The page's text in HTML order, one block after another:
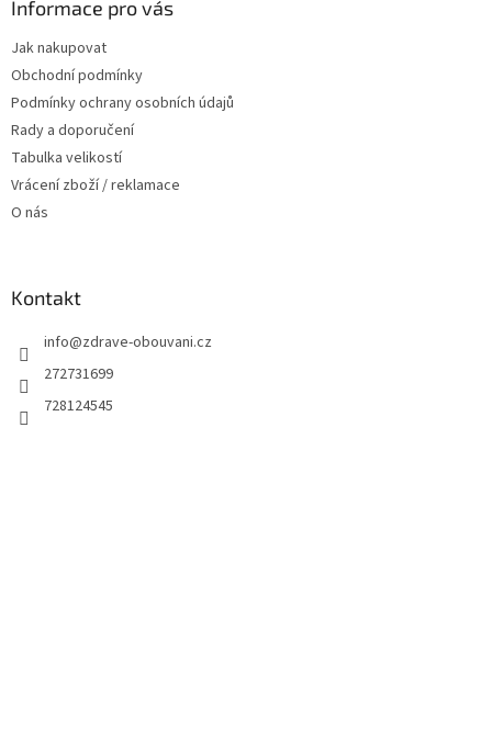
Informace pro vás
Jak nakupovat
Obchodní podmínky
Podmínky ochrany osobních údajů
Rady a doporučení
Tabulka velikostí
Vrácení zboží / reklamace
O nás
Kontakt
info@zdrave-obouvani.cz
272731699
728124545